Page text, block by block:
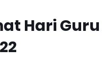
Hari Guru